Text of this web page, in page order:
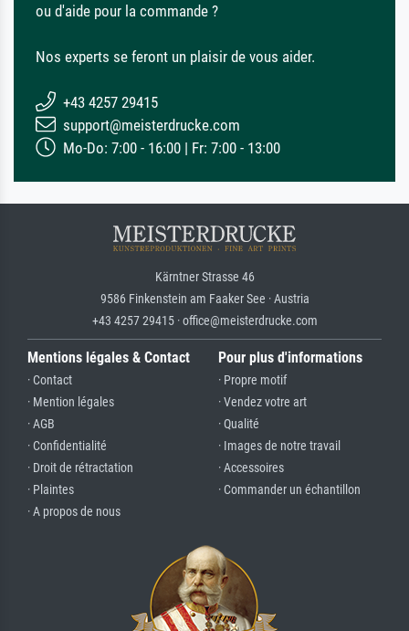
ou d'aide pour la commande ?
Nos experts se feront un plaisir de vous aider.
+43 4257 29415
support@meisterdrucke.com
Mo-Do: 7:00 - 16:00 | Fr: 7:00 - 13:00
Kärntner Strasse 46
9586 Finkenstein am Faaker See · Austria
+43 4257 29415 · office@meisterdrucke.com
Mentions légales & Contact
· Contact
· Mention légales
· AGB
· Confidentialité
· Droit de rétractation
· Plaintes
· A propos de nous
Pour plus d'informations
· Propre motif
· Vendez votre art
· Qualité
· Images de notre travail
· Accessoires
· Commander un échantillon